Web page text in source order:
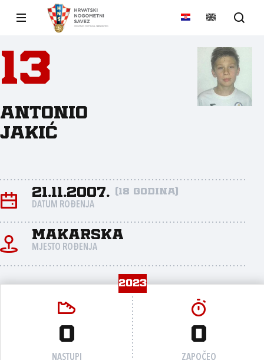
13
Antonio
Jakić
21.11.2007. (18 godina)
DATUM ROĐENJA
Makarska
MJESTO ROĐENJA
2023
0
NASTUPI
0
ZAPOČEO